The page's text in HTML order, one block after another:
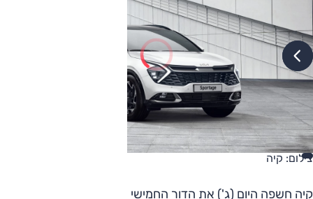
צילום: קיה
קיה חשפה היום (ג') את הדור החמישי של